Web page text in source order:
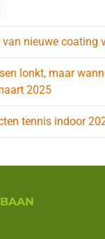
van nieuwe coating
lonkt, maar
2025
tennis indoor